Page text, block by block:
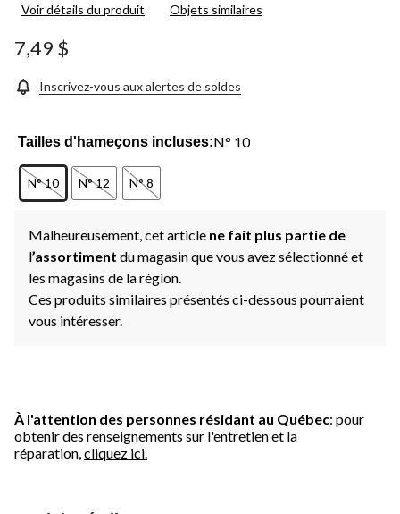
Voir détails du produit Objets similaires
7,49 $
Inscrivez-vous aux alertes de soldes
Tailles d'hameçons incluses:N° 10
N° 10 N° 12 N° 8
Malheureusement, cet article ne fait plus partie de
l’assortiment du magasin que vous avez sélectionné et
les magasins de la région.
Ces produits similaires présentés ci-dessous pourraient
vous intéresser.
À l'attention des personnes résidant au Québec: pour
obtenir des renseignements sur l'entretien et la
réparation, cliquez ici.